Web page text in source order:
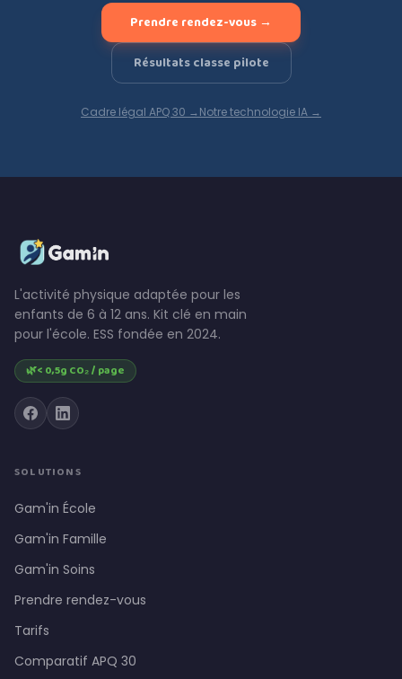
Prendre rendez-vous →
Résultats classe pilote
Cadre légal APQ 30 →Notre technologie IA →
L'activité physique adaptée pour les
enfants de 6 à 12 ans. Kit clé en main
pour l'école. ESS fondée en 2024.
🌿< 0,5g CO₂ / page
SOLUTIONS
Gam'in École
Gam'in Famille
Gam'in Soins
Prendre rendez-vous
Tarifs
Comparatif APQ 30